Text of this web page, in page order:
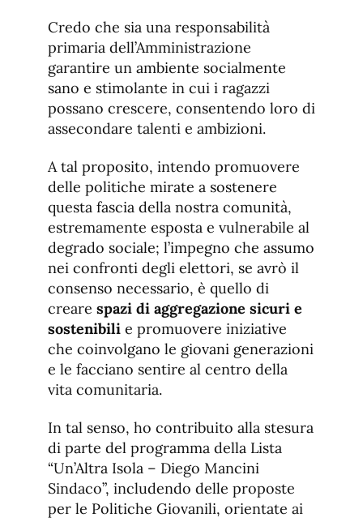
Credo che sia una responsabilità
primaria dell’Amministrazione
garantire un ambiente socialmente
sano e stimolante in cui i ragazzi
possano crescere, consentendo loro di
assecondare talenti e ambizioni.
A tal proposito, intendo promuovere
delle politiche mirate a sostenere
questa fascia della nostra comunità,
estremamente esposta e vulnerabile al
degrado sociale; l’impegno che assumo
nei confronti degli elettori, se avrò il
consenso necessario, è quello di
creare spazi di aggregazione sicuri e
sostenibili e promuovere iniziative
che coinvolgano le giovani generazioni
e le facciano sentire al centro della
vita comunitaria.
In tal senso, ho contribuito alla stesura
di parte del programma della Lista
“Un’Altra Isola – Diego Mancini
Sindaco”, includendo delle proposte
per le Politiche Giovanili, orientate ai